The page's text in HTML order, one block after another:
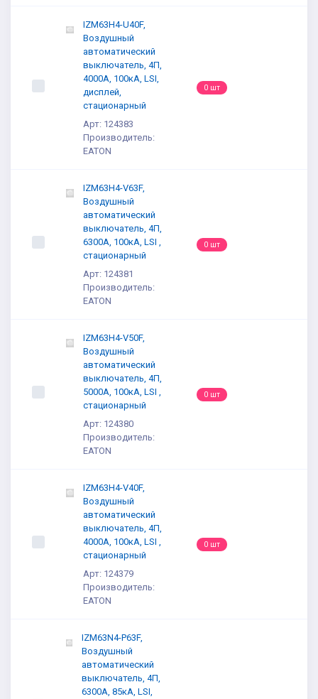
IZM63H4-U40F,
Воздушный
автоматический
выключатель, 4П,
4000А, 100кА, LSI,
дисплей,
стационарный
Арт: 124383
Производитель:
EATON
0 шт
IZM63H4-V63F,
Воздушный
автоматический
выключатель, 4П,
6300А, 100кА, LSI ,
стационарный
Арт: 124381
Производитель:
EATON
0 шт
IZM63H4-V50F,
Воздушный
автоматический
выключатель, 4П,
5000А, 100кА, LSI ,
стационарный
Арт: 124380
Производитель:
EATON
0 шт
IZM63H4-V40F,
Воздушный
автоматический
выключатель, 4П,
4000А, 100кА, LSI ,
стационарный
Арт: 124379
Производитель:
EATON
0 шт
IZM63N4-P63F,
Воздушный
автоматический
выключатель, 4П,
6300А, 85кА, LSI,